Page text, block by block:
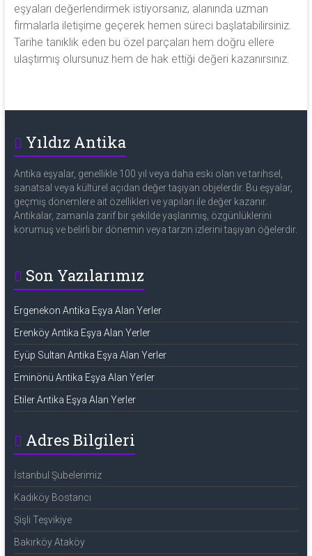
eşyaları değerlendirmek istiyorsanız, alanında uzman
firmalarla iletişime geçerek hemen süreci başlatabilirsiniz.
Tarihe tanıklık eden bu özel parçaları hem doğru ellere
ulaştırmış olursunuz hem de hak ettiği değeri kazanırsınız.
Yıldız Antika
Antika eşyalar, genellikle 100 yıl veya daha eski olan ve tarihsel,
sanatsal veya kültürel açıdan değer taşıyan objelerdir. Bu eşyalar,
geçmiş dönemlere ait özellikleri ve yapıları ile değer kazanır.
Antikalar, zamanla zarif bir şekilde yaşlanmış, özgünlüklerini
korumuş ve belirli bir dönemin veya tarzın izlerini taşıyan öğelerdir.
Son Yazılarımız
Ergenekon Antika Eşya Alan Yerler
Erenköy Antika Eşya Alan Yerler
Eyüp Sultan Antika Eşya Alan Yerler
Eminönü Antika Eşya Alan Yerler
Etiler Antika Eşya Alan Yerler
Adres Bilgileri
İstanbul Şubelerimiz
Kadıköy Bostancı
Şişli Teşvikiye
Bakırköy Ataköy